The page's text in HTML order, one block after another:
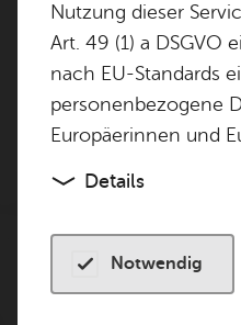
Cookies akzeptieren
Nutzung dieser
Art. 49 (1) a DSGVO
nach EU-Standards
personenbezogene
Europäerinnen und
Details
Notwendig